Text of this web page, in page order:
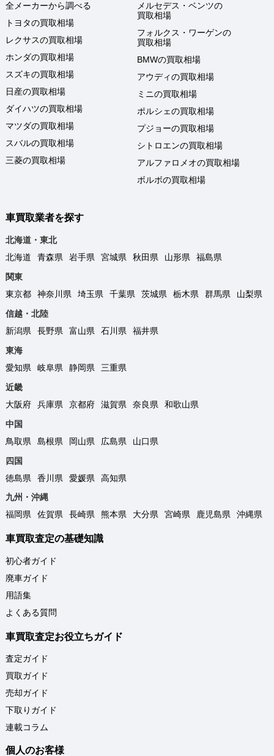
全メーカーから調べる
トヨタの買取相場
レクサスの買取相場
ホンダの買取相場
スズキの買取相場
日産の買取相場
ダイハツの買取相場
マツダの買取相場
スバルの買取相場
三菱の買取相場
メルセデス・ベンツの
買取相場
フォルクス・ワーゲンの
買取相場
BMWの買取相場
アウディの買取相場
ミニの買取相場
ポルシェの買取相場
プジョーの買取相場
シトロエンの買取相場
アルファロメオの買取相場
ボルボの買取相場
車買取業者を探す
北海道・東北
北海道
青森県 岩手県 宮城県 秋田県 山形県
福島県
関東
東京都
神奈川県 埼玉県 千葉県 茨城県 栃木県 群馬県
山梨県
信越・北陸
新潟県
長野県 富山県 石川県
福井県
東海
愛知県
岐阜県 静岡県
三重県
近畿
大阪府
兵庫県 京都府 滋賀県 奈良県
和歌山県
中国
鳥取県
島根県 岡山県 広島県
山口県
四国
徳島県
香川県 愛媛県
高知県
九州・沖縄
福岡県
佐賀県 長崎県 熊本県 大分県 宮崎県 鹿児島県 沖縄県
車買取査定の基礎知識
初心者ガイド
廃車ガイド
用語集
よくある質問
車買取査定お役立ちガイド
査定ガイド
買取ガイド
売却ガイド
下取りガイド
連載コラム
個人のお客様